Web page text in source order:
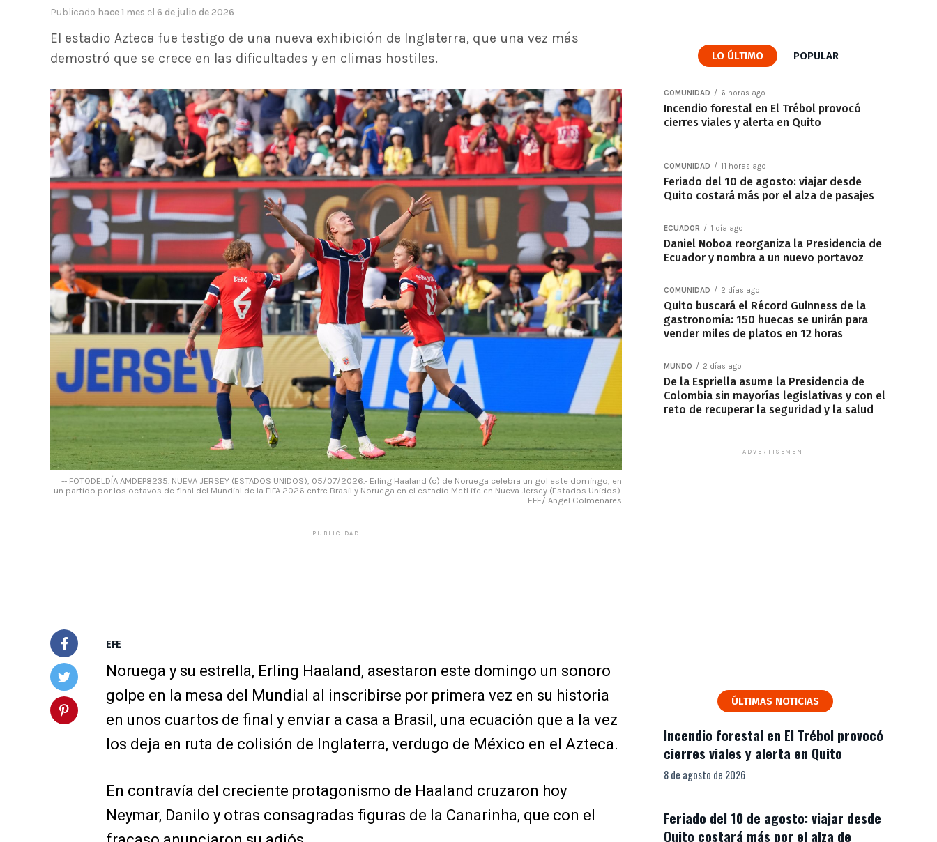
Publicado hace 1 mes el 6 de julio de 2026
El estadio Azteca fue testigo de una nueva exhibición de Inglaterra, que una vez más
demostró que se crece en las dificultades y en climas hostiles.
-- FOTODELDÍA AMDEP8235. NUEVA JERSEY (ESTADOS UNIDOS), 05/07/2026.- Erling Haaland (c) de Noruega celebra un gol este domingo, en
un partido por los octavos de final del Mundial de la FIFA 2026 entre Brasil y Noruega en el estadio MetLife en Nueva Jersey (Estados Unidos).
EFE/ Angel Colmenares
PUBLICIDAD
EFE
Noruega y su estrella, Erling Haaland, asestaron este domingo un sonoro
golpe en la mesa del Mundial al inscribirse por primera vez en su historia
en unos cuartos de final y enviar a casa a Brasil, una ecuación que a la vez
los deja en ruta de colisión de Inglaterra, verdugo de México en el Azteca.
En contravía del creciente protagonismo de Haaland cruzaron hoy
Neymar, Danilo y otras consagradas figuras de la Canarinha, que con el
LO ÚLTIMO POPULAR
COMUNIDAD 6 horas ago
Incendio forestal en El Trébol provocó
cierres viales y alerta en Quito
COMUNIDAD 11 horas ago
Feriado del 10 de agosto: viajar desde
Quito costará más por el alza de pasajes
ECUADOR 1 día ago
Daniel Noboa reorganiza la Presidencia de
Ecuador y nombra a un nuevo portavoz
COMUNIDAD 2 días ago
Quito buscará el Récord Guinness de la
gastronomía: 150 huecas se unirán para
vender miles de platos en 12 horas
MUNDO 2 días ago
De la Espriella asume la Presidencia de
Colombia sin mayorías legislativas y con el
reto de recuperar la seguridad y la salud
ADVERTISEMENT
ÚLTIMAS NOTICIAS
Incendio forestal en El Trébol provocó
cierres viales y alerta en Quito
8 de agosto de 2026
Feriado del 10 de agosto: viajar desde
Quito costará más por el alza de